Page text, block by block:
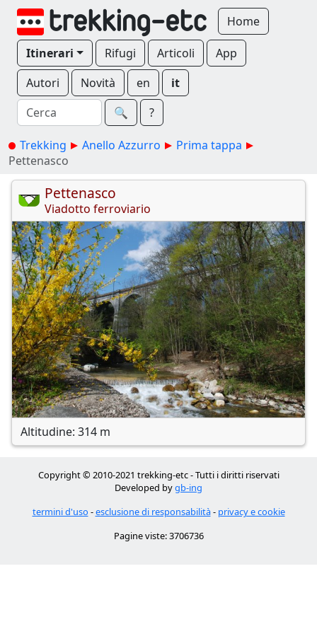
Home
Itinerari Rifugi Articoli
App
Autori
Novità en
it
🔍︎
?
Trekking Anello Azzurro
Prima tappa
Pettenasco
Pettenasco
Viadotto ferroviario
Altitudine: 314 m
Copyright © 2010-2021 trekking-etc - Tutti i diritti riservati
Developed bygb-ing
termini d'uso -esclusione di responsabilità- privacy e cookie
Pagine viste: 3706736